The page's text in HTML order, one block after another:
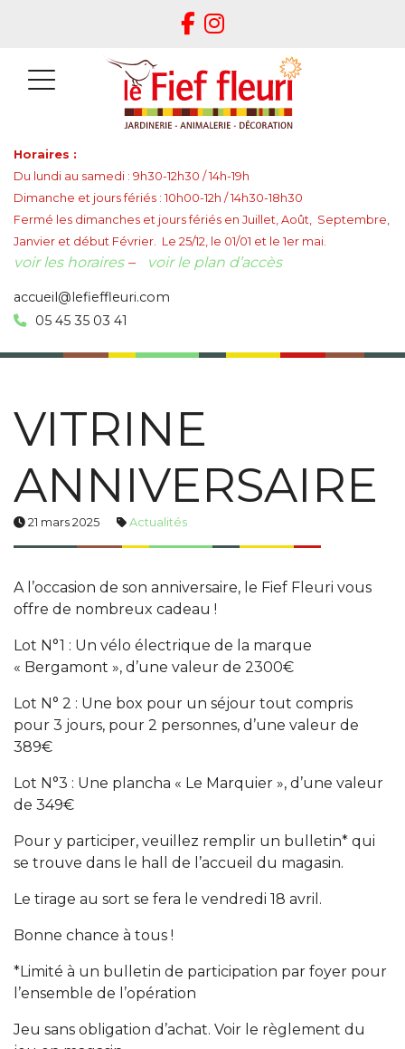
Horaires :
Du lundi au samedi : 9h30-12h30 / 14h-19h
Dimanche et jours fériés : 10h00-12h / 14h30-18h30
Fermé les dimanches et jours fériés en Juillet, Août, Septembre,
Janvier et début Février. Le 25/12, le 01/01 et le 1er mai.
voir les horaires– voir le plan d’accès
accueil@lefieffleuri.com
05 45 35 03 41
VITRINE
ANNIVERSAIRE
21 mars 2025 Actualités
A l’occasion de son anniversaire, le Fief Fleuri vous
offre de nombreux cadeau !
Lot N°1 : Un vélo électrique de la marque
« Bergamont », d’une valeur de 2300€
Lot N° 2 : Une box pour un séjour tout compris
pour 3 jours, pour 2 personnes, d’une valeur de
389€
Lot N°3 : Une plancha « Le Marquier », d’une valeur
de 349€
Pour y participer, veuillez remplir un bulletin* qui
se trouve dans le hall de l’accueil du magasin.
Le tirage au sort se fera le vendredi 18 avril.
Bonne chance à tous !
*Limité à un bulletin de participation par foyer pour
l’ensemble de l’opération
Jeu sans obligation d’achat. Voir le règlement du